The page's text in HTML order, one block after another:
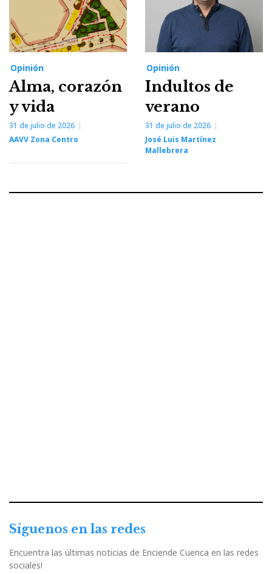
Opinión
Alma, corazón
y vida
31 de julio de 2026
AAVV Zona Centro
Opinión
Indultos de
verano
31 de julio de 2026
José Luis Martínez
Mallebrera
Síguenos en las redes
Encuentra las últimas noticias de Enciende Cuenca en las redes
sociales!